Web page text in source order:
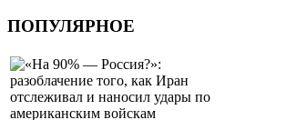
ПОПУЛЯРНОЕ